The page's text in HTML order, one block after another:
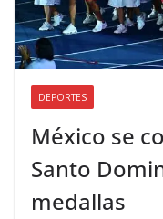
DEPORTES
México se
Santo
medallas